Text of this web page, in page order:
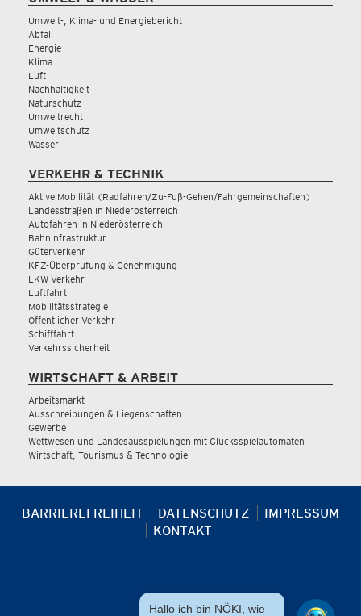
Umwelt-, Klima- und Energiebericht
Abfall
Energie
Klima
Luft
Nachhaltigkeit
Naturschutz
Umweltrecht
Umweltschutz
Wasser
VERKEHR & TECHNIK
Aktive Mobilität (Radfahren/Zu-Fuß-Gehen/Fahrgemeinschaften)
Landesstraßen in Niederösterreich
Autofahren in Niederösterreich
Bahninfrastruktur
Güterverkehr
KFZ-Überprüfung & Genehmigung
LKW Verkehr
Luftfahrt
Mobilitätsstrategie
Öffentlicher Verkehr
Schifffahrt
Verkehrssicherheit
WIRTSCHAFT & ARBEIT
Arbeitsmarkt
Ausschreibungen & Liegenschaften
Gewerbe
Wettwesen und Landesausspielungen mit Glücksspielautomaten
Wirtschaft, Tourismus & Technologie
BARRIEREFREIHEIT DATENSCHUTZ
IMPRESSUM
KONTAKT
Hallo ich bin NÖKI, wie